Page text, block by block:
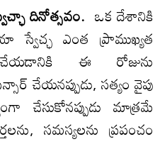
దినోత్సవం. ఒక దేశానికి
ఎంత ప్రాముఖ్యత
ఈ రోజును
చేయనప్పుడు, సత్యం వైపు
చేసుకోనప్పుడు మాత్రమే
సమస్యలను ప్రపంచం